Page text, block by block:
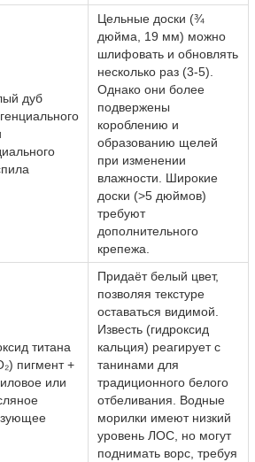
дуб
Цельные доски (¾
дюйма, 19 мм) можно
шлифовать и обновлять
несколько раз (3-5).
Однако они более
подвержены
короблению и
образованию щелей
при изменении
влажности. Широкие
доски (>5 дюймов)
требуют
дополнительного
крепежа.
титана
пигмент +
или
Придаёт белый цвет,
позволяя текстуре
оставаться видимой.
Известь (гидроксид
кальция) реагирует с
танинами для
традиционного белого
отбеливания. Водные
морилки имеют низкий
уровень ЛОС, но могут
поднимать ворс, требуя